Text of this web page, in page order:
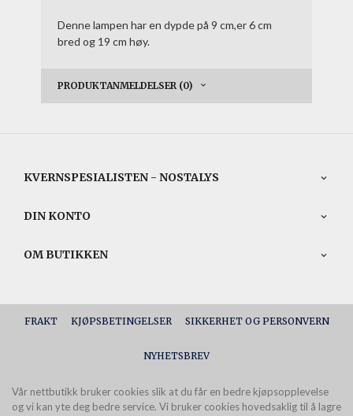
Denne lampen har en dypde på 9 cm,er 6 cm
bred og 19 cm høy.
PRODUKTANMELDELSER (0)
KVERNSPESIALISTEN - NOSTALYS
DIN KONTO
OM BUTIKKEN
FRAKT KJØPSBETINGELSER SIKKERHET OG PERSONVERN
NYHETSBREV
Vår nettbutikk bruker cookies slik at du får en bedre kjøpsopplevelse
og vi kan yte deg bedre service. Vi bruker cookies hovedsaklig til å lagre